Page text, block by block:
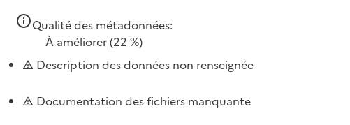
Qualité des métadonnées:
À améliorer(22 %)
Description des données non renseignée
Documentation des fichiers manquante